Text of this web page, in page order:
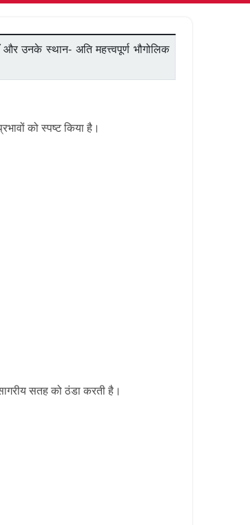
उनके स्थान- अति महत्त्वपूर्ण भौगोलिक
को स्पष्ट किया है।
सतह को ठंडा करती है।